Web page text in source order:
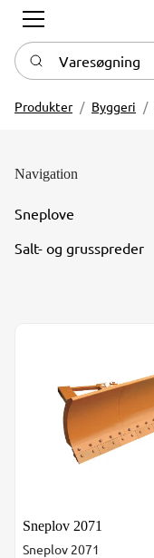
Varesøgning
Produkter Byggeri
Navigation
Sneplove
Salt- og grusspreder
Sneplov 2071
Sneplov 2071